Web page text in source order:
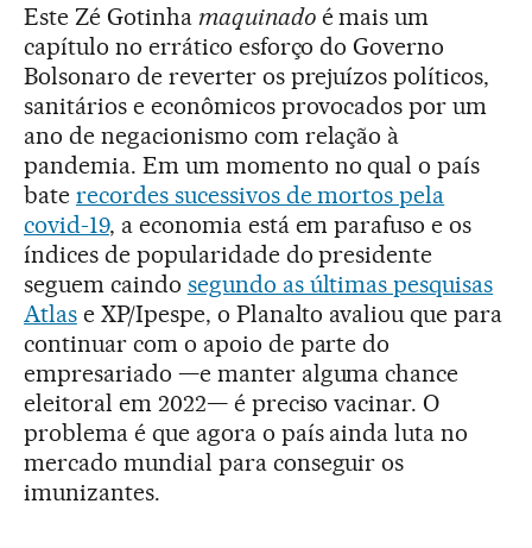
Este Zé Gotinha maquinadoé mais um
capítulo no errático esforço do Governo
Bolsonaro de reverter os prejuízos políticos,
sanitários e econômicos provocados por um
ano de negacionismo com relação à
pandemia. Em um momento no qual o país
bate recordes sucessivos de mortos pela
covid-19, a economia está em parafuso e os
índices de popularidade do presidente
seguem caindo segundo as últimas pesquisas
Atlase XP/Ipespe, o Planalto avaliou que para
continuar com o apoio de parte do
empresariado —e manter alguma chance
eleitoral em 2022— é preciso vacinar. O
problema é que agora o país ainda luta no
mercado mundial para conseguir os
imunizantes.